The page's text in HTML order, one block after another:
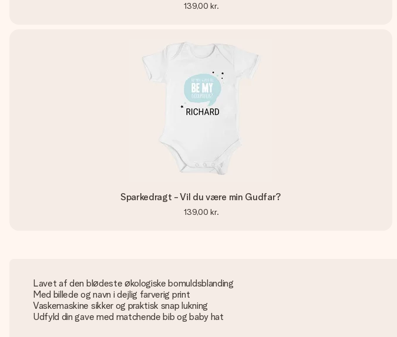
139,00 kr.
Sparkedragt - Vil du være min Gudfar?
139,00 kr.
Lavet af den blødeste økologiske bomuldsblanding
Med billede og navn i dejlig farverig print
Vaskemaskine sikker og praktisk snap lukning
Udfyld din gave med matchende bib og baby hat